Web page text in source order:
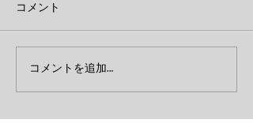
コメント
コメントを追加…